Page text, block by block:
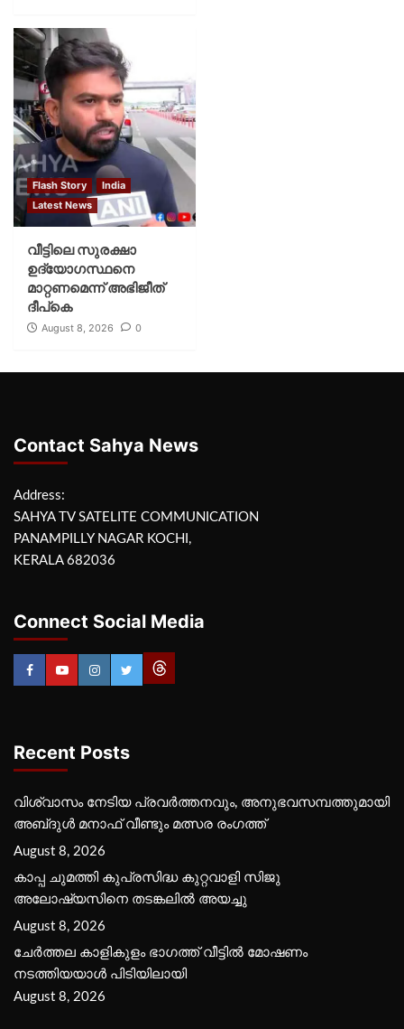
Flash Story
India
Latest News
വീട്ടിലെ സുരക്ഷാ
ഉദ്യോഗസ്ഥനെ
മാറ്റണമെന്ന് അഭിജീത്
ദീപ്‌കെ
August 8, 2026 0
Contact Sahya News
Address:
SAHYA TV SATELITE COMMUNICATION
PANAMPILLY NAGAR KOCHI,
KERALA 682036
Connect Social Media
Recent Posts
വിശ്വാസം നേടിയ പ്രവർത്തനവും, അനുഭവസമ്പത്തുമായി
അബ്‌ദുൾ മനാഫ് വീണ്ടും മത്സര രംഗത്ത്
August 8, 2026
കാപ്പ ചുമത്തി കുപ്രസിദ്ധ കുറ്റവാളി സിജു
അലോഷ്യസിനെ തടങ്കലിൽ അയച്ചു
August 8, 2026
ചേർത്തല കാളികുളം ഭാഗത്ത് വീട്ടിൽ മോഷണം
നടത്തിയയാൾ പിടിയിലായി
August 8, 2026